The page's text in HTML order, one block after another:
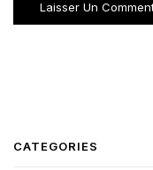
CATEGORIES